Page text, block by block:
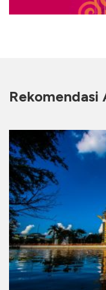
Rekomendasi